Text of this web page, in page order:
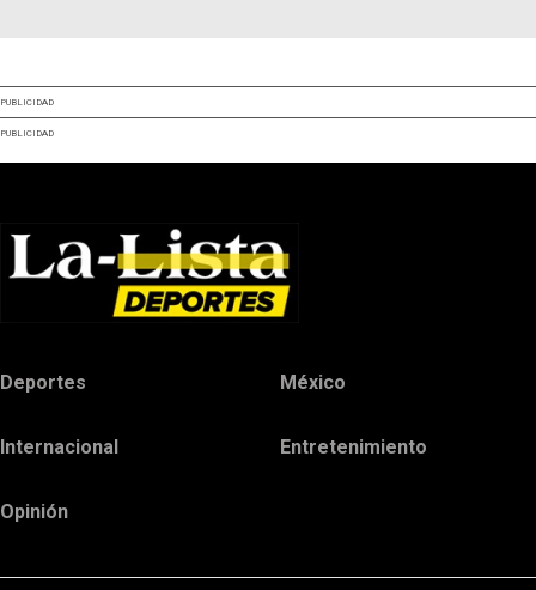
PUBLICIDAD
PUBLICIDAD
Deportes México
Internacional Entretenimiento
Opinión